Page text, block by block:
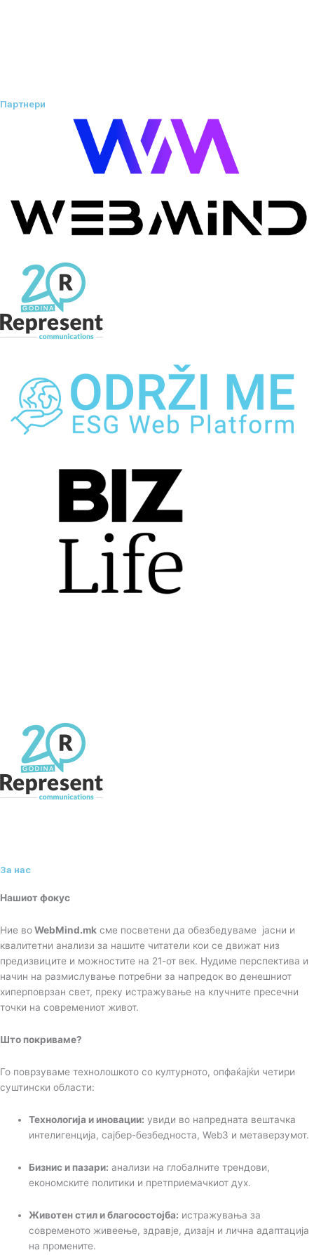
Партнери
За нас
Нашиот фокус
Ние воWebMind.mk сме посветени да обезбедуваме јасни и
квалитетни анализи за нашите читатели кои се движат низ
предизвиците и можностите на 21-от век. Нудиме перспектива и
начин на размислување потребни за напредок во денешниот
хиперповрзан свет, преку истражување на клучните пресечни
точки на современиот живот.
Што покриваме?
Го поврзуваме технолошкото со културното, опфаќајќи четири
суштински области:
Технологија и иновации: увиди во напредната вештачка
интелигенција, сајбер-безбедноста, Web3 и метаверзумот.
Бизнис и пазари: анализи на глобалните трендови,
економските политики и претприемачкиот дух.
Животен стил и благосостојба: истражувања за
современото живеење, здравје, дизајн и лична адаптација
на промените.